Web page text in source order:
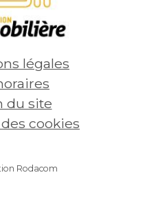
légales
du site
cookies
Rodacom